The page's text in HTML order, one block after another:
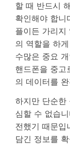
리소스 허브
3,000개 이상의
신 모바일 소식
사용 가이드
고객 지원
검색하
할 때 반드시
확인해야 합니
플이든 가리지
의 역할을 하
수많은 중요
핸드폰을 중고
의 데이터를
하지만 단순한
심할 수 없습
전했기 때문입
담긴 정보를